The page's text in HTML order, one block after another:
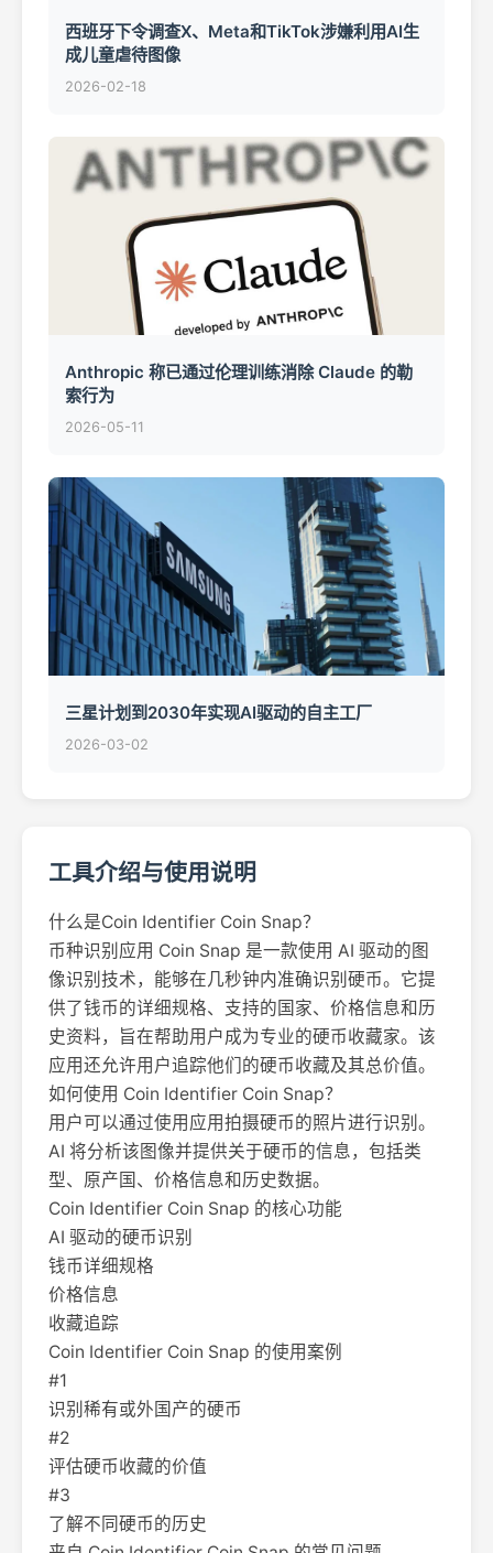
西班牙下令调查X、Meta和TikTok涉嫌利用AI生
成儿童虐待图像
2026-02-18
Anthropic 称已通过伦理训练消除 Claude 的勒
索行为
2026-05-11
三星计划到2030年实现AI驱动的自主工厂
2026-03-02
工具介绍与使用说明
什么是Coin Identifier Coin Snap？
币种识别应用 Coin Snap 是一款使用 AI 驱动的图
像识别技术，能够在几秒钟内准确识别硬币。它提
供了钱币的详细规格、支持的国家、价格信息和历
史资料，旨在帮助用户成为专业的硬币收藏家。该
应用还允许用户追踪他们的硬币收藏及其总价值。
如何使用 Coin Identifier Coin Snap？
用户可以通过使用应用拍摄硬币的照片进行识别。
AI 将分析该图像并提供关于硬币的信息，包括类
型、原产国、价格信息和历史数据。
Coin Identifier Coin Snap 的核心功能
AI 驱动的硬币识别
钱币详细规格
价格信息
收藏追踪
Coin Identifier Coin Snap 的使用案例
#1
识别稀有或外国产的硬币
#2
评估硬币收藏的价值
#3
了解不同硬币的历史